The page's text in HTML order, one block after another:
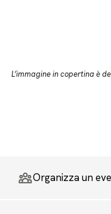
L’immagine in copertina è
Organizza un